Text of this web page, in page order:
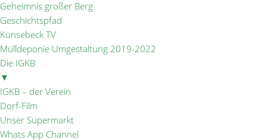
Geheimnis großer Berg
Geschichtspfad
Künsebeck TV
Mülldeponie Umgestaltung 2019-2022
Die IGKB
▼
IGKB – der Verein
Dorf-Film
Unser Supermarkt
Whats App Channel